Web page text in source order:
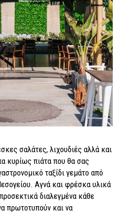
σαλάτες, λιχουδιές αλλά και
κυρίως πιάτα που θα σας
ταξίδι γεμάτο από
Αγνά και φρέσκα υλικά
διαλεγμένα κάθε
πρωτοτυπούν και να